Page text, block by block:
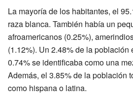
La mayoría de los habitantes, el
raza blanca. También había un
afroamericanos (0.25%),
(1.12%). Un 2.48% de la población
0.74% se identificaba como una
Además, el 3.85% de la población
como hispana o latina.